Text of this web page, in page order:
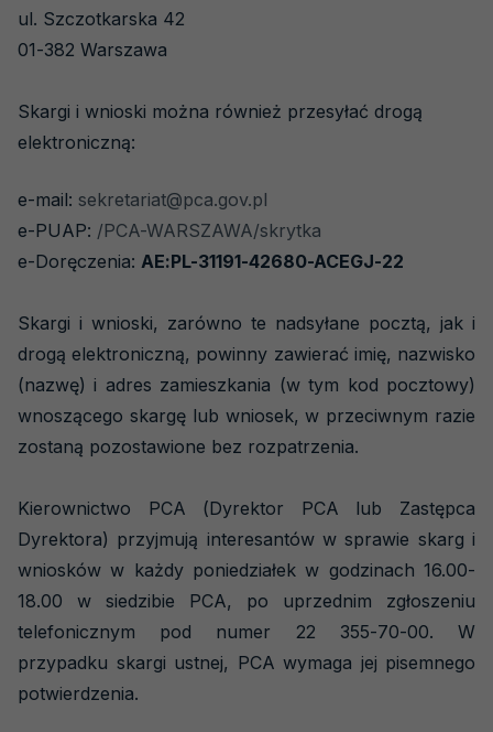
ul. Szczotkarska 42
01-382 Warszawa
Skargi i wnioski można również przesyłać drogą
elektroniczną:
e-mail: sekretariat@pca.gov.pl
e-PUAP: /PCA-WARSZAWA/skrytka
e-Doręczenia: AE:PL-31191-42680-ACEGJ-22
Skargi i wnioski, zarówno te nadsyłane pocztą, jak i
drogą elektroniczną, powinny zawierać imię, nazwisko
(nazwę) i adres zamieszkania (w tym kod pocztowy)
wnoszącego skargę lub wniosek, w przeciwnym razie
zostaną pozostawione bez rozpatrzenia.
Kierownictwo PCA (Dyrektor PCA lub Zastępca
Dyrektora) przyjmują interesantów w sprawie skarg i
wniosków w każdy poniedziałek w godzinach 16.00-
18.00 w siedzibie PCA, po uprzednim zgłoszeniu
telefonicznym pod numer 22 355-70-00. W
przypadku skargi ustnej, PCA wymaga jej pisemnego
potwierdzenia.